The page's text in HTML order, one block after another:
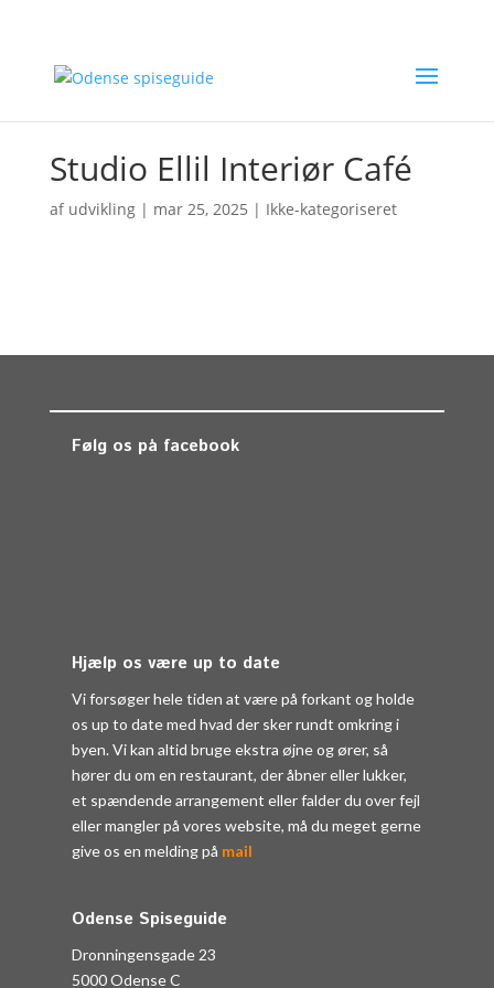
Studio Ellil Interiør Café
af udvikling| mar 25, 2025 | Ikke-kategoriseret
Følg os på facebook
Hjælp os være up to date
Vi forsøger hele tiden at være på forkant og holde
os up to date med hvad der sker rundt omkring i
byen. Vi kan altid bruge ekstra øjne og ører, så
hører du om en restaurant, der åbner eller lukker,
et spændende arrangement eller falder du over fejl
eller mangler på vores website, må du meget gerne
give os en melding på mail
Odense Spiseguide
Dronningensgade 23
5000 Odense C